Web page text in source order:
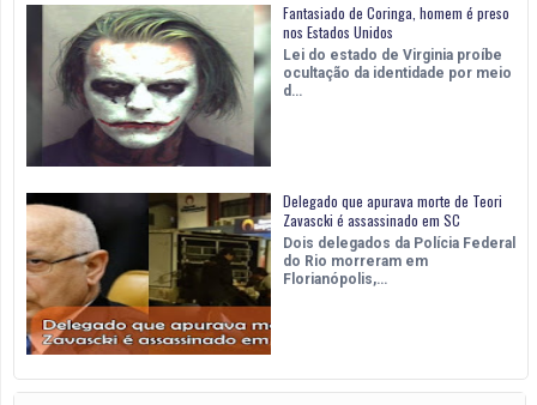
Fantasiado de Coringa, homem é preso
nos Estados Unidos
Lei do estado de Virginia proíbe
ocultação da identidade por meio
d…
Delegado que apurava morte de Teori
Zavascki é assassinado em SC
Dois delegados da Polícia Federal
do Rio morreram em
Florianópolis,…